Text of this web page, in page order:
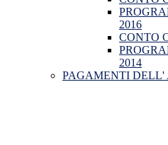
2016
CONTO
2014
PAGAMENTI